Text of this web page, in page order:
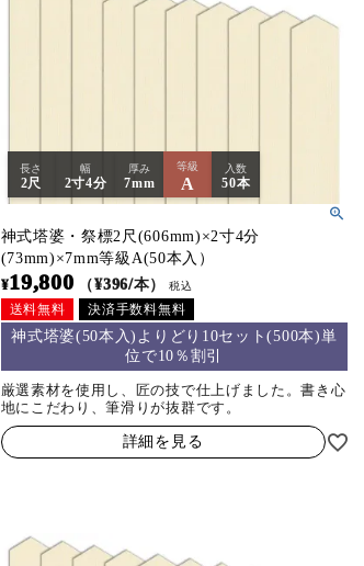
長さ
2尺
幅
2寸4分
厚み
7mm
等級
A
入数
50本
神式塔婆・祭標2尺(606mm)×2寸4分
(73mm)×7mm等級A(50本入）
¥19,800 （¥396/本） 税込
送料無料 決済手数料無料
神式塔婆(50本入)よりどり10セット(500本)単
位で10％割引
厳選素材を使用し、匠の技で仕上げました。書き心
地にこだわり、筆滑りが抜群です。
詳細を見る